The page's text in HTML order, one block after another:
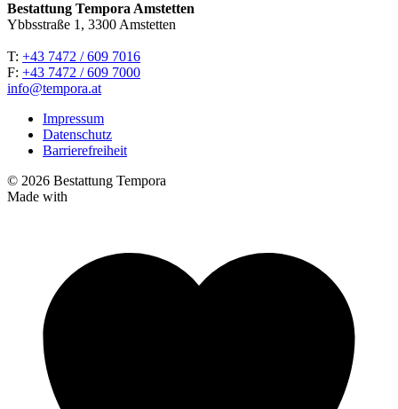
Bestattung Tempora Amstetten
Ybbsstraße 1, 3300 Amstetten
T: +43 7472 / 609 7016
F: +43 7472 / 609 7000
info@tempora.at
Impressum
Datenschutz
Barrierefreiheit
© 2026 Bestattung Tempora
Made with